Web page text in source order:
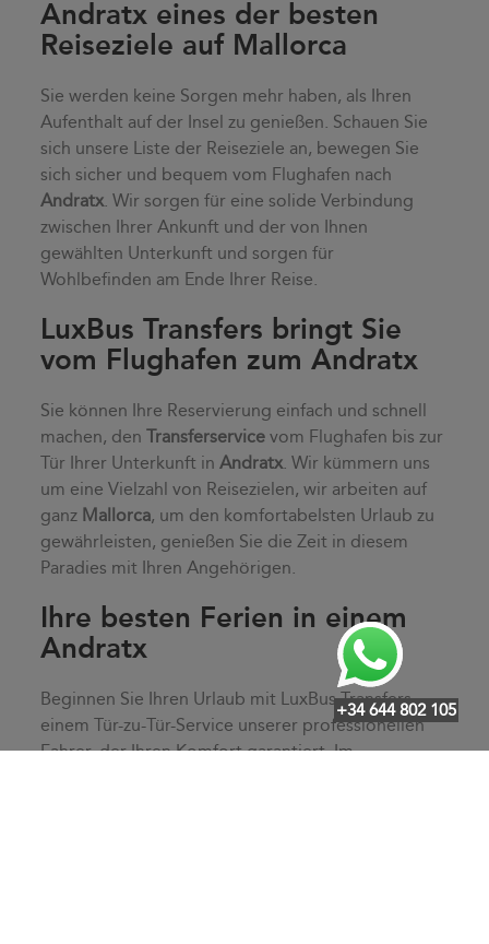
+34 644 802 105
Andratx eines der besten
Reiseziele auf Mallorca
Sie werden keine Sorgen mehr haben, als Ihren
Aufenthalt auf der Insel zu genießen. Schauen Sie
sich unsere Liste der Reiseziele an, bewegen Sie
sich sicher und bequem vom Flughafen nach
Andratx. Wir sorgen für eine solide Verbindung
zwischen Ihrer Ankunft und der von Ihnen
gewählten Unterkunft und sorgen für
Wohlbefinden am Ende Ihrer Reise.
LuxBus Transfers bringt Sie
vom Flughafen zum Andratx
Sie können Ihre Reservierung einfach und schnell
machen, denTransferservice vom Flughafen bis zur
Tür Ihrer Unterkunft inAndratx. Wir kümmern uns
um eine Vielzahl von Reisezielen, wir arbeiten auf
ganz Mallorca, um den komfortabelsten Urlaub zu
gewährleisten, genießen Sie die Zeit in diesem
Paradies mit Ihren Angehörigen.
Ihre besten Ferien in einem
Andratx
Beginnen Sie Ihren Urlaub mit LuxBus Transfers,
einem Tür-zu-Tür-Service unserer professionellen
Fahrer, der Ihren Komfort garantiert. Im